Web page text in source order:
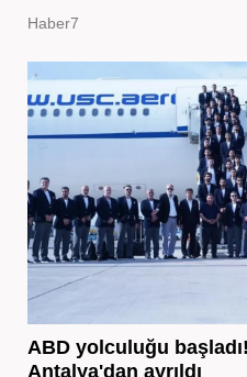
Haber7
ABD yolculuğu
Antalya'dan ayrıldı